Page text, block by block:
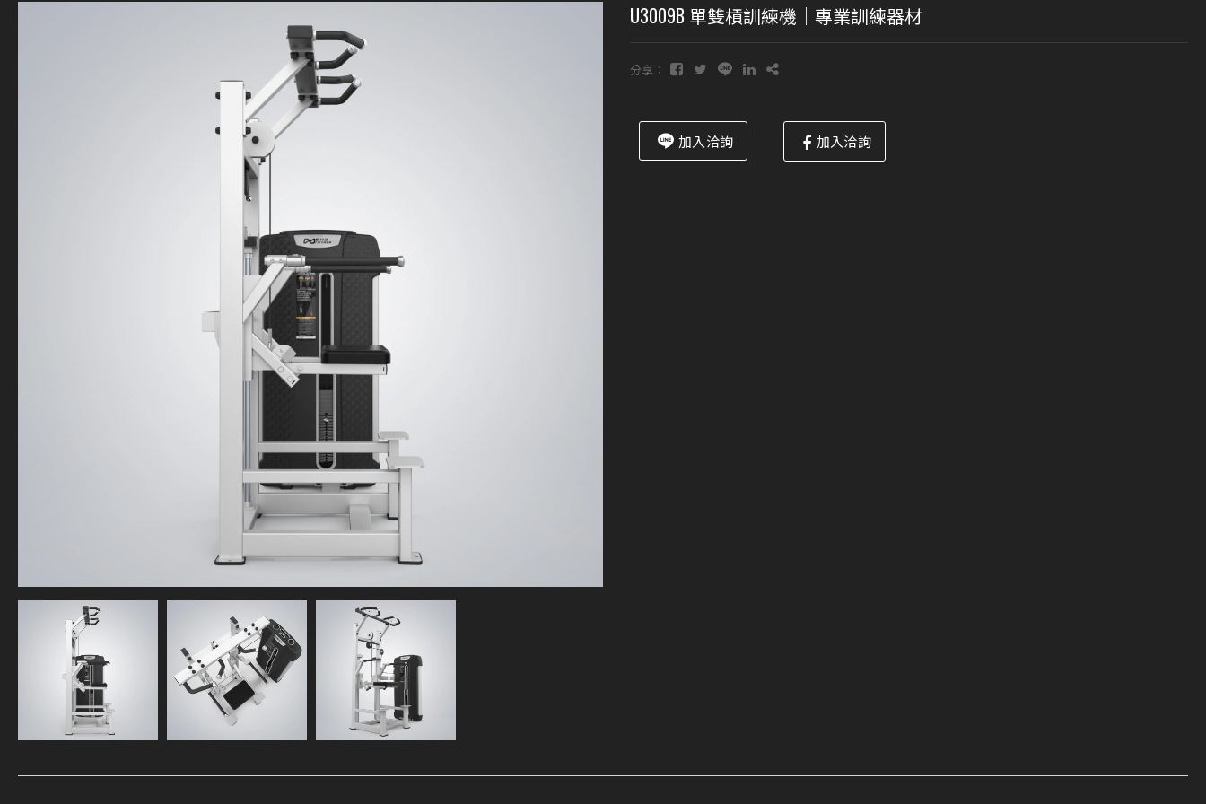
U3009B 單雙槓訓練機｜專業訓練器材
分享：
加入洽詢 加入洽詢